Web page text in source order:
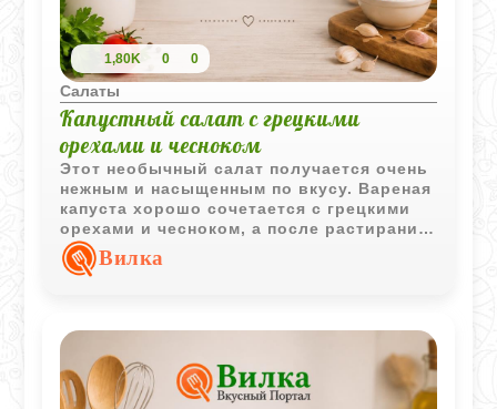
1,80K 0 0
Салаты
Капустный салат с грецкими
орехами и чесноком
Этот необычный салат получается очень
нежным и насыщенным по вкусу. Вареная
капуста хорошо сочетается с грецкими
орехами и чесноком, а после растирания
масса становится почти кремовой и
отлично подходит как холодная закуска.
Вилка